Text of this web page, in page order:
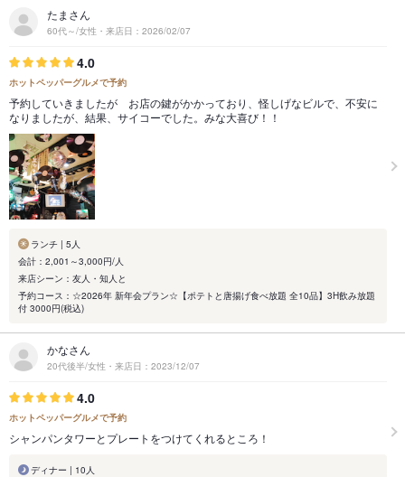
たまさん
60代～/女性・来店日：2026/02/07
4.0
ホットペッパーグルメで予約
予約していきましたが お店の鍵がかかっており、怪しげなビルで、不安に
なりましたが、結果、サイコーでした。みな大喜び！！
ランチ | 5人
会計：2,001～3,000円/人
来店シーン：友人・知人と
予約コース：☆2026年 新年会プラン☆【ポテトと唐揚げ食べ放題 全10品】3H飲み放題
付 3000円(税込)
かなさん
20代後半/女性・来店日：2023/12/07
4.0
ホットペッパーグルメで予約
シャンパンタワーとプレートをつけてくれるところ！
ディナー | 10人